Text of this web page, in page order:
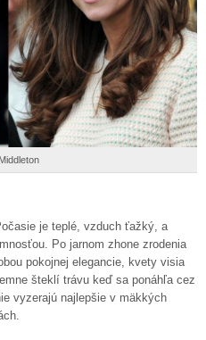
je teplé, vzduch ťažký, a
Po jarnom zhone zrodenia
pokojnej elegancie, kvety visia
šteklí trávu keď sa ponáhľa cez
vyzerajú najlepšie v mäkkých